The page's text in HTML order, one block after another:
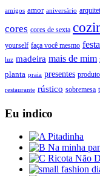
amigos amor aniversário
cores cores de sexta
yourself faça você mesmo festa
luz madeira mais de mim
planta praia presentes produto
restaurante rústico sobremesa
Eu indico